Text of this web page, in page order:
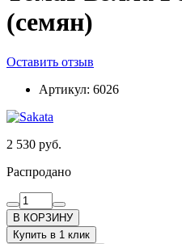
(семян)
Оставить отзыв
Артикул: 6026
2 530 руб.
Распродано
В КОРЗИНУ
Купить в 1 клик